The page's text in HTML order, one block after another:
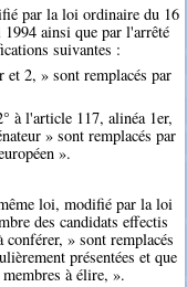
par la loi ordinaire du 16
ainsi que par l'arrêté
suivantes :
et 2, » sont remplacés par
à l'article 117, alinéa 1er,
» sont remplacés par
».
loi, modifié par la loi
des candidats effectis
conférer, » sont remplacés
présentées et que
à élire, ».